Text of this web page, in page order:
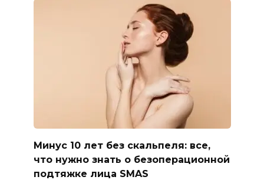
Минус 10 лет без скальпеля: все,
что нужно знать о безоперационной
подтяжке лица SMAS